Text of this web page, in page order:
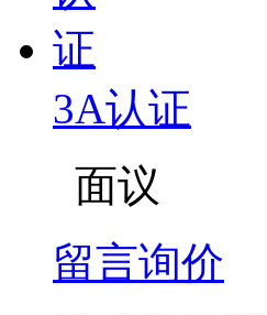
3A认证
面议
留言询价